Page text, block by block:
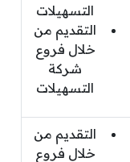
التسهيلات
التقديم من
خلال فروع
شركة
التسهيلات
التقديم من
خلال فروع